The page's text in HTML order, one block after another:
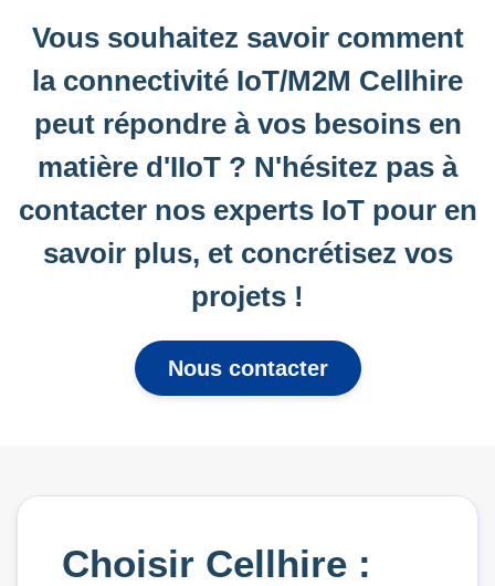
Vous souhaitez savoir comment
la connectivité IoT/M2M Cellhire
peut répondre à vos besoins en
matière d'IIoT ? N'hésitez pas à
contacter nos experts IoT pour en
savoir plus, et concrétisez vos
projets !
Nous contacter
Choisir Cellhire :